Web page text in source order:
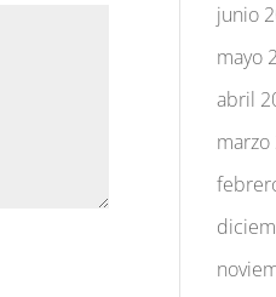
junio
mayo
abril
marzo